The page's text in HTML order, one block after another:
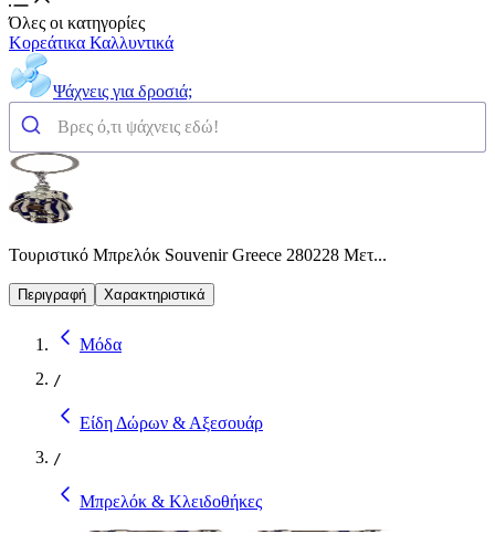
Όλες οι κατηγορίες
Κορεάτικα Καλλυντικά
Ψάχνεις για δροσιά;
Τουριστικό Μπρελόκ Souvenir Greece 280228 Μετ...
Περιγραφή Χαρακτηριστικά
Μόδα
/
Είδη Δώρων & Αξεσουάρ
/
Μπρελόκ & Κλειδοθήκες